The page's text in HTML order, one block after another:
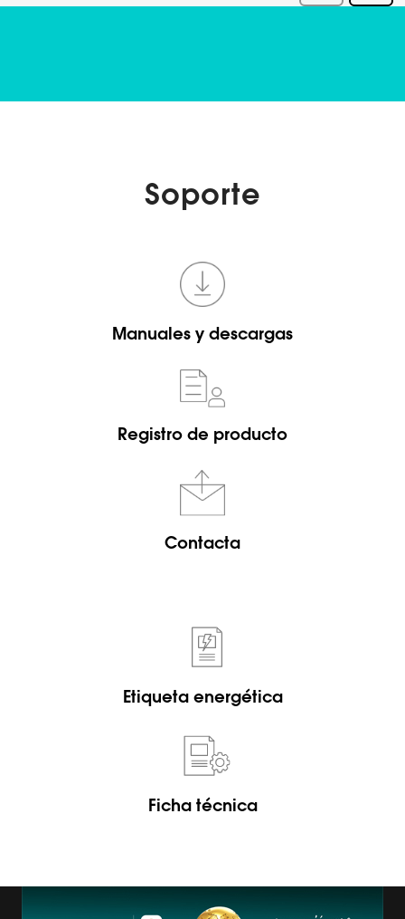
Soporte
Manuales y descargas
Registro de producto
Contacta
Etiqueta energética
Ficha técnica